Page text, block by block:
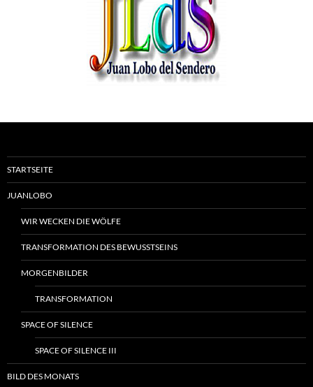
STARTSEITE
JUANLOBO
WIR WECKEN DIE WÖLFE
TRANSFORMATION DES BEWUSSTSEINS
MORGENBILDER
TRANSFORMATION
SPACE OF SILENCE
SPACE OF SILENCE III
BILD DES MONATS